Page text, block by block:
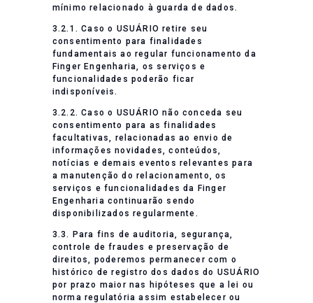
mínimo relacionado à guarda de dados.
3.2.1. Caso o USUÁRIO retire seu
consentimento para finalidades
fundamentais ao regular funcionamento da
Finger Engenharia, os serviços e
funcionalidades poderão ficar
indisponíveis.
3.2.2. Caso o USUÁRIO não conceda seu
consentimento para as finalidades
facultativas, relacionadas ao envio de
informações novidades, conteúdos,
notícias e demais eventos relevantes para
a manutenção do relacionamento, os
serviços e funcionalidades da Finger
Engenharia continuarão sendo
disponibilizados regularmente.
3.3. Para fins de auditoria, segurança,
controle de fraudes e preservação de
direitos, poderemos permanecer com o
histórico de registro dos dados do USUÁRIO
por prazo maior nas hipóteses que a lei ou
norma regulatória assim estabelecer ou